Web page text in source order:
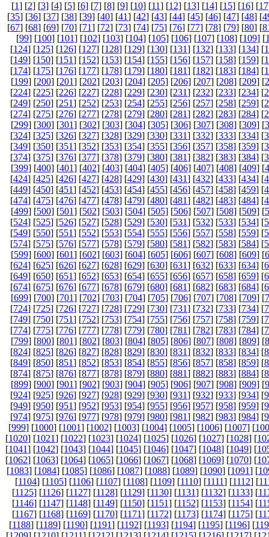
[1] [2] [3] [4] [5] [6] [7] [8] [9] [10] [11] [12] [13] [14] [15] [16] [17
[35] [36] [37] [38] [39] [40] [41] [42] [43] [44] [45] [46] [47] [48] [
[67] [68] [69] [70] [71] [72] [73] [74] [75] [76] [77] [78] [79] [80] [
[99] [100] [101] [102] [103] [104] [105] [106] [107] [108] [109] [
[124] [125] [126] [127] [128] [129] [130] [131] [132] [133] [134] [
[149] [150] [151] [152] [153] [154] [155] [156] [157] [158] [159] [
[174] [175] [176] [177] [178] [179] [180] [181] [182] [183] [184] [
[199] [200] [201] [202] [203] [204] [205] [206] [207] [208] [209] [
[224] [225] [226] [227] [228] [229] [230] [231] [232] [233] [234] [
[249] [250] [251] [252] [253] [254] [255] [256] [257] [258] [259] [
[274] [275] [276] [277] [278] [279] [280] [281] [282] [283] [284] [
[299] [300] [301] [302] [303] [304] [305] [306] [307] [308] [309] [
[324] [325] [326] [327] [328] [329] [330] [331] [332] [333] [334] [
[349] [350] [351] [352] [353] [354] [355] [356] [357] [358] [359] [
[374] [375] [376] [377] [378] [379] [380] [381] [382] [383] [384] [
[399] [400] [401] [402] [403] [404] [405] [406] [407] [408] [409] [
[424] [425] [426] [427] [428] [429] [430] [431] [432] [433] [434] [
[449] [450] [451] [452] [453] [454] [455] [456] [457] [458] [459] [
[474] [475] [476] [477] [478] [479] [480] [481] [482] [483] [484] [
[499] [500] [501] [502] [503] [504] [505] [506] [507] [508] [509] [
[524] [525] [526] [527] [528] [529] [530] [531] [532] [533] [534] [
[549] [550] [551] [552] [553] [554] [555] [556] [557] [558] [559] [
[574] [575] [576] [577] [578] [579] [580] [581] [582] [583] [584] [
[599] [600] [601] [602] [603] [604] [605] [606] [607] [608] [609] [
[624] [625] [626] [627] [628] [629] [630] [631] [632] [633] [634] [
[649] [650] [651] [652] [653] [654] [655] [656] [657] [658] [659] [
[674] [675] [676] [677] [678] [679] [680] [681] [682] [683] [684] [
[699] [700] [701] [702] [703] [704] [705] [706] [707] [708] [709] [
[724] [725] [726] [727] [728] [729] [730] [731] [732] [733] [734] [
[749] [750] [751] [752] [753] [754] [755] [756] [757] [758] [759] [
[774] [775] [776] [777] [778] [779] [780] [781] [782] [783] [784] [
[799] [800] [801] [802] [803] [804] [805] [806] [807] [808] [809] [
[824] [825] [826] [827] [828] [829] [830] [831] [832] [833] [834] [
[849] [850] [851] [852] [853] [854] [855] [856] [857] [858] [859] [
[874] [875] [876] [877] [878] [879] [880] [881] [882] [883] [884] [
[899] [900] [901] [902] [903] [904] [905] [906] [907] [908] [909] [
[924] [925] [926] [927] [928] [929] [930] [931] [932] [933] [934] [
[949] [950] [951] [952] [953] [954] [955] [956] [957] [958] [959] [
[974] [975] [976] [977] [978] [979] [980] [981] [982] [983] [984] [
[999] [1000] [1001] [1002] [1003] [1004] [1005] [1006] [1007] [
[1020] [1021] [1022] [1023] [1024] [1025] [1026] [1027] [1028] [
[1041] [1042] [1043] [1044] [1045] [1046] [1047] [1048] [1049] [
[1062] [1063] [1064] [1065] [1066] [1067] [1068] [1069] [1070] [
[1083] [1084] [1085] [1086] [1087] [1088] [1089] [1090] [1091] [
[1104] [1105] [1106] [1107] [1108] [1109] [1110] [1111] [1112] [
[1125] [1126] [1127] [1128] [1129] [1130] [1131] [1132] [1133] [
[1146] [1147] [1148] [1149] [1150] [1151] [1152] [1153] [1154] [
[1167] [1168] [1169] [1170] [1171] [1172] [1173] [1174] [1175] [
[1188] [1189] [1190] [1191] [1192] [1193] [1194] [1195] [1196] [